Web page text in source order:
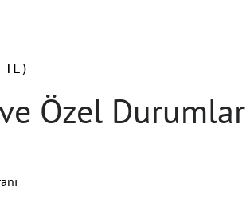
TL)
Özel Durumlar